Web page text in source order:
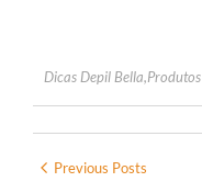
Dicas Depil Bella,Produtos
Previous Posts